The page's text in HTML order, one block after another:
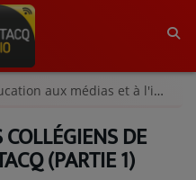
aux médias et à l'information
DE
(PARTIE 1)